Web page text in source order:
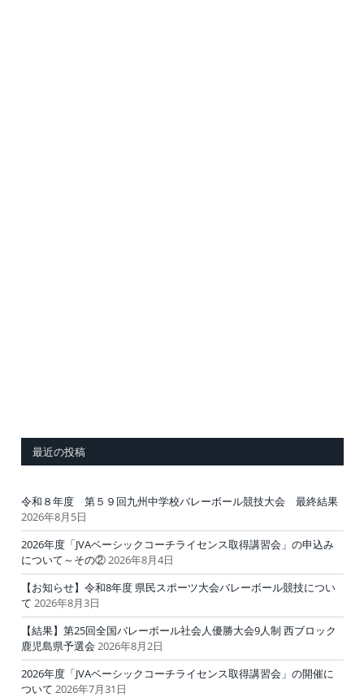
最近の投稿
令和８年度 第５９回九州中学校バレーボール競技大会 最終結果
2026年8月5日
2026年度「JVAベーシックコーチライセンス取得講習会」の申込み
について～その②2026年8月4日
【お知らせ】令和8年度 県民スポーツ大会バレーボール競技につい
て 2026年8月3日
【結果】第25回全国バレーボール社会人優勝大会9人制 西ブロック
鹿児島県予選会 2026年8月2日
2026年度「JVAベーシックコーチライセンス取得講習会」の開催に
ついて 2026年7月31日